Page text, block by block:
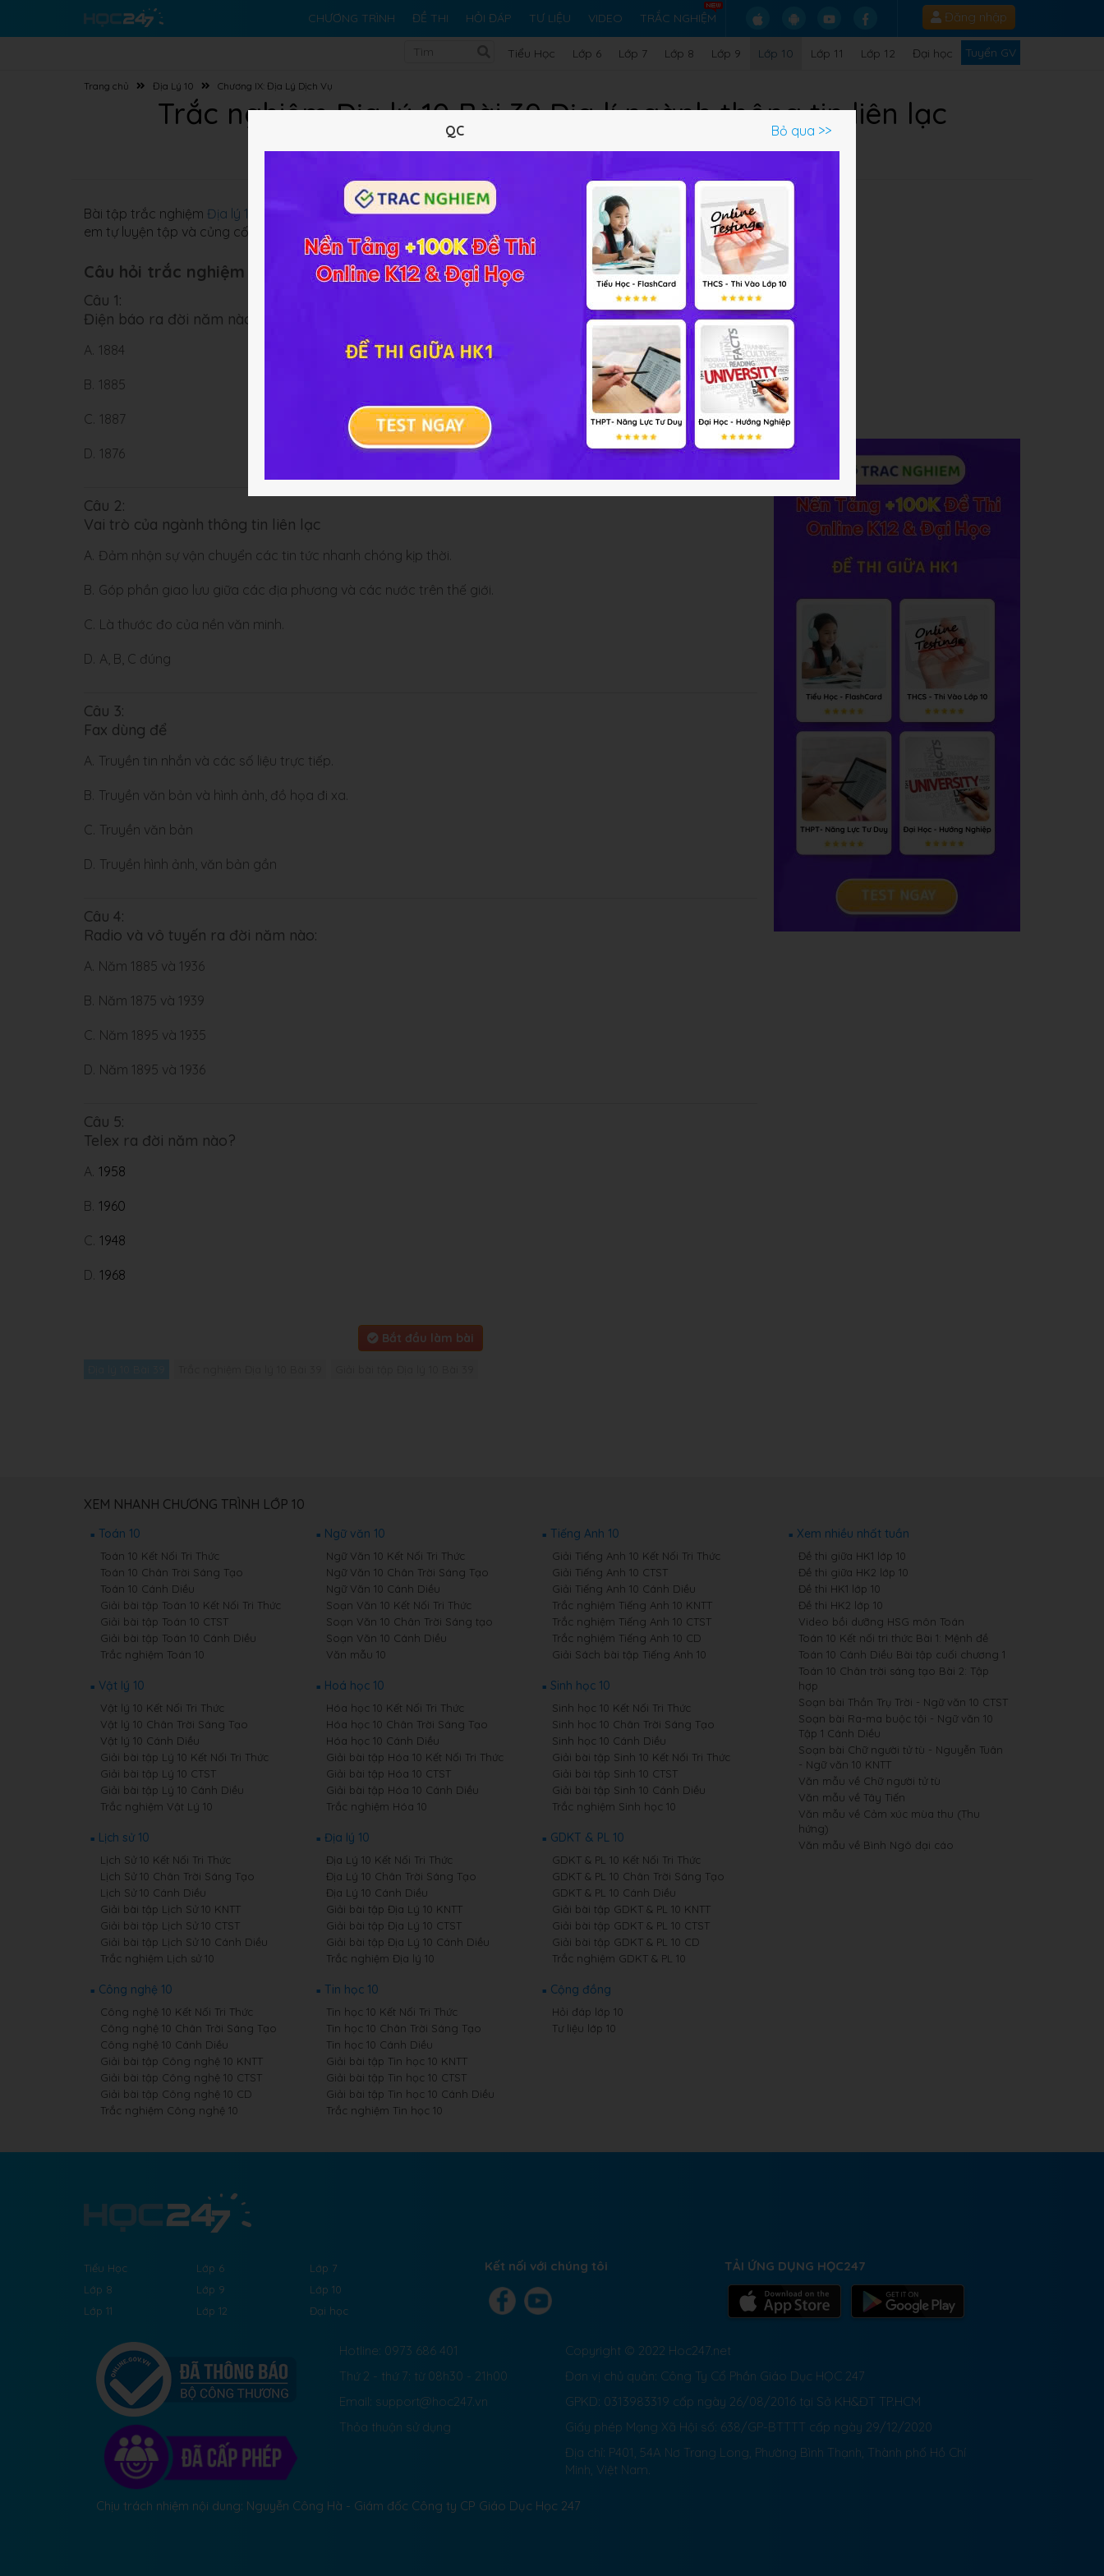
CHƯƠNG TRÌNH ĐỀ THI HỎI ĐÁP TƯ LIỆU VIDEO TRẮC NGHIỆM Đăng nhập
Tiểu Học Lớp 6 Lớp 7 Lớp 8 Lớp 9 Lớp 10 Lớp 11 Lớp 12 Đại học Tuyển GV
Trang chủ Địa Lý 10 Chương IX: Địa Lý Dịch Vụ
Trắc nghiệm Địa lý 10 Bài 39 Địa lí ngành thông tin liên lạc
Bài tập trắc nghiệm Địa lý 10 Bài 39 Địa lí ngành thông tin liên lạc
online đầy đủ đáp án và lời giải giúp các
em tự luyện tập và củng cố kiến thức bài học.
Câu hỏi trắc nghiệm (5 câu):
Câu 1:
Điện báo ra đời năm nào?
A. 1884
B. 1885
C. 1887
D. 1876
Câu 2:
Vai trò của ngành thông tin liên lạc
A. Đảm nhận sự vận chuyển các tin tức nhanh chóng kịp thời.
B. Góp phần giao lưu giữa các địa phương và các nước trên thế giới.
C. Là thước đo của nền văn minh.
D. A, B, C đúng
Câu 3:
Fax dùng để
A. Truyền tin nhắn và các số liệu trực tiếp.
B. Truyền văn bản và hình ảnh, đồ họa đi xa.
C. Truyền văn bản
D. Truyền hình ảnh, văn bản gần
Câu 4:
Radio và vô tuyến ra đời năm nào:
A. Năm 1885 và 1936
B. Năm 1875 và 1939
C. Năm 1895 và 1935
D. Năm 1895 và 1936
Câu 5:
Telex ra đời năm nào?
A. 1958
B. 1960
C. 1948
D. 1968
Bắt đầu làm bài
XEM NHANH CHƯƠNG TRÌNH LỚP 10
Toán 10
Toán 10 Kết Nối Tri Thức
Toán 10 Chân Trời Sáng Tạo
Toán 10 Cánh Diều
Giải bài tập Toán 10 Kết Nối Tri Thức
Giải bài tập Toán 10 CTST
Giải bài tập Toán 10 Cánh Diều
Trắc nghiệm Toán 10
Ngữ văn 10
Ngữ Văn 10 Kết Nối Tri Thức
Ngữ Văn 10 Chân Trời Sáng Tạo
Ngữ Văn 10 Cánh Diều
Soạn Văn 10 Kết Nối Tri Thức
Soạn Văn 10 Chân Trời Sáng tạo
Soạn Văn 10 Cánh Diều
Văn mẫu 10
Tiếng Anh 10
Giải Tiếng Anh 10 Kết Nối Tri Thức
Giải Tiếng Anh 10 CTST
Giải Tiếng Anh 10 Cánh Diều
Trắc nghiệm Tiếng Anh 10 KNTT
Trắc nghiệm Tiếng Anh 10 CTST
Trắc nghiệm Tiếng Anh 10 CD
Giải Sách bài tập Tiếng Anh 10
Vật lý 10
Vật lý 10 Kết Nối Tri Thức
Vật lý 10 Chân Trời Sáng Tạo
Vật lý 10 Cánh Diều
Giải bài tập Lý 10 Kết Nối Tri Thức
Giải bài tập Lý 10 CTST
Giải bài tập Lý 10 Cánh Diều
Trắc nghiệm Vật Lý 10
Hoá học 10
Hóa học 10 Kết Nối Tri Thức
Hóa học 10 Chân Trời Sáng Tạo
Hóa học 10 Cánh Diều
Giải bài tập Hóa 10 Kết Nối Tri Thức
Giải bài tập Hóa 10 CTST
Giải bài tập Hóa 10 Cánh Diều
Trắc nghiệm Hóa 10
Sinh học 10
Sinh học 10 Kết Nối Tri Thức
Sinh học 10 Chân Trời Sáng Tạo
Sinh học 10 Cánh Diều
Giải bài tập Sinh 10 Kết Nối Tri Thức
Giải bài tập Sinh 10 CTST
Giải bài tập Sinh 10 Cánh Diều
Trắc nghiệm Sinh học 10
Lịch sử 10
Lịch Sử 10 Kết Nối Tri Thức
Lịch Sử 10 Chân Trời Sáng Tạo
Lịch Sử 10 Cánh Diều
Giải bài tập Lịch Sử 10 KNTT
Giải bài tập Lịch Sử 10 CTST
Giải bài tập Lịch Sử 10 Cánh Diều
Trắc nghiệm Lịch sử 10
Địa lý 10
Địa Lý 10 Kết Nối Tri Thức
Địa Lý 10 Chân Trời Sáng Tạo
Địa Lý 10 Cánh Diều
Giải bài tập Địa Lý 10 KNTT
Giải bài tập Địa Lý 10 CTST
Giải bài tập Địa Lý 10 Cánh Diều
Trắc nghiệm Địa lý 10
GDKT & PL 10
GDKT & PL 10 Kết Nối Tri Thức
GDKT & PL 10 Chân Trời Sáng Tạo
GDKT & PL 10 Cánh Diều
Giải bài tập GDKT & PL 10 KNTT
Giải bài tập GDKT & PL 10 CTST
Giải bài tập GDKT & PL 10 CD
Trắc nghiệm GDKT & PL 10
Công nghệ 10
Công nghệ 10 Kết Nối Tri Thức
Công nghệ 10 Chân Trời Sáng Tạo
Công nghệ 10 Cánh Diều
Giải bài tập Công nghệ 10 KNTT
Giải bài tập Công nghệ 10 CTST
Giải bài tập Công nghệ 10 CD
Trắc nghiệm Công nghệ 10
Tin học 10
Tin học 10 Kết Nối Tri Thức
Tin học 10 Chân Trời Sáng Tạo
Tin học 10 Cánh Diều
Giải bài tập Tin học 10 KNTT
Giải bài tập Tin học 10 CTST
Giải bài tập Tin học 10 Cánh Diều
Trắc nghiệm Tin học 10
Cộng đồng
Hỏi đáp lớp 10
Tư liệu lớp 10
Xem nhiều nhất tuần
Đề thi giữa HK1 lớp 10
Đề thi giữa HK2 lớp 10
Đề thi HK1 lớp 10
Đề thi HK2 lớp 10
Video bồi dưỡng HSG môn Toán
Toán 10 Kết nối tri thức Bài 1: Mệnh đề
Toán 10 Cánh Diều Bài tập cuối chương 1
Toán 10 Chân trời sáng tạo Bài 2: Tập
hợp
Soạn bài Thần Trụ Trời - Ngữ văn 10 CTST
Soạn bài Ra-ma buộc tội - Ngữ văn 10
Tập 1 Cánh Diều
Soạn bài Chữ người tử tù - Nguyễn Tuân
- Ngữ văn 10 KNTT
Văn mẫu về Chữ người tử tù
Văn mẫu về Tây Tiến
Văn mẫu về Cảm xúc mùa thu (Thu
hứng)
Văn mẫu về Bình Ngô đại cáo
Tiểu Học Lớp 6
Lớp 7
Lớp 8
Lớp 9
Lớp 10
Lớp 11
Lớp 12 Đại học
Kết nối với chúng tôi TẢI ỨNG DỤNG HỌC247
Hotline: 0973 686 401
Thứ 2 - thứ 7: từ 08h30 - 21h00
Email: support@hoc247.vn
Thỏa thuận sử dụng
Copyright © 2022 Hoc247.net
Đơn vị chủ quản: Công Ty Cổ Phần Giáo Dục HỌC 247
GPKD: 0313983319 cấp ngày 26/08/2016 tại Sở KH&ĐT TP.HCM
Giấy phép Mạng Xã Hội số: 638/GP-BTTTT cấp ngày 29/12/2020
Địa chỉ: P401, 54A Nơ Trang Long, Phường Bình Thạnh, Thành phố Hồ Chí
Minh, Việt Nam.
Chịu trách nhiệm nội dung: Nguyễn Công Hà - Giám đốc Công ty CP Giáo Dục Học 247
QC Bỏ qua >>